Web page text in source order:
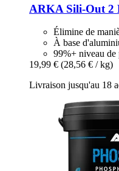
ARKA Sili-​Out 2
Élimine de
À base
99%+ niveau de
19,99 € (28,56 € / kg)
Livraison jusqu'au 18